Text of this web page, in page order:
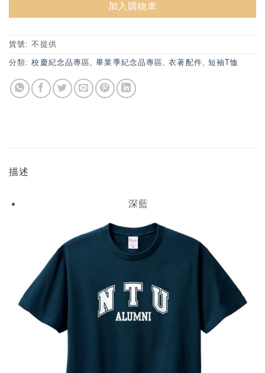
加入購物車
貨號:不提供
分類:校慶紀念品專區 ,畢業季紀念品專區 ,衣著配件 短袖T恤
描述
深藍